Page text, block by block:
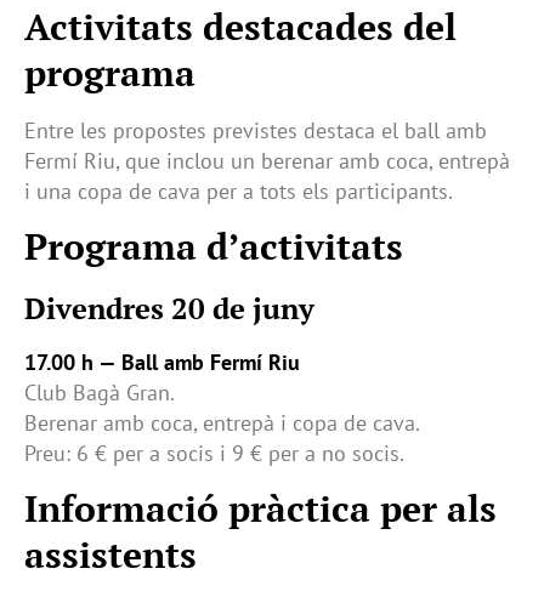
Activitats destacades del
programa
Entre les propostes previstes destaca el ball amb
Fermí Riu, que inclou un berenar amb coca, entrepà
i una copa de cava per a tots els participants.
Programa d’activitats
Divendres 20 de juny
17.00 h — Ball amb Fermí Riu
Club Bagà Gran.
Berenar amb coca, entrepà i copa de cava.
Preu: 6 € per a socis i 9 € per a no socis.
Informació pràctica per als
assistents